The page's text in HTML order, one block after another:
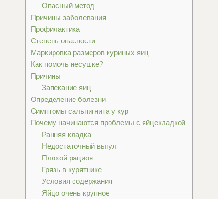
Опасный метод
Причины заболевания
Профилактика
Степень опасности
Маркировка размеров куриных яиц
Как помочь несушке?
Причины
Запекание яиц
Определение болезни
Симптомы сальпигнита у кур
Почему начинаются проблемы с яйцекладкой
Ранняя кладка
Недостаточный выгул
Плохой рацион
Грязь в курятнике
Условия содержания
Яйцо очень крупное